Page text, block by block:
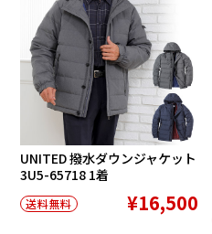
UNITED 撥水ダウンジャケット
3U5-65718 1着
送料無料 ¥16,500